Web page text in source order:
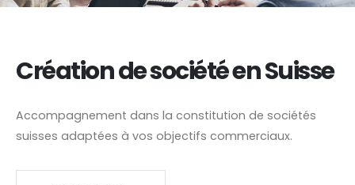
Création de société en Suisse
Accompagnement dans la constitution de sociétés
suisses adaptées à vos objectifs commerciaux.